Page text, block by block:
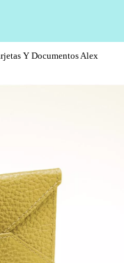
Y Documentos Alex